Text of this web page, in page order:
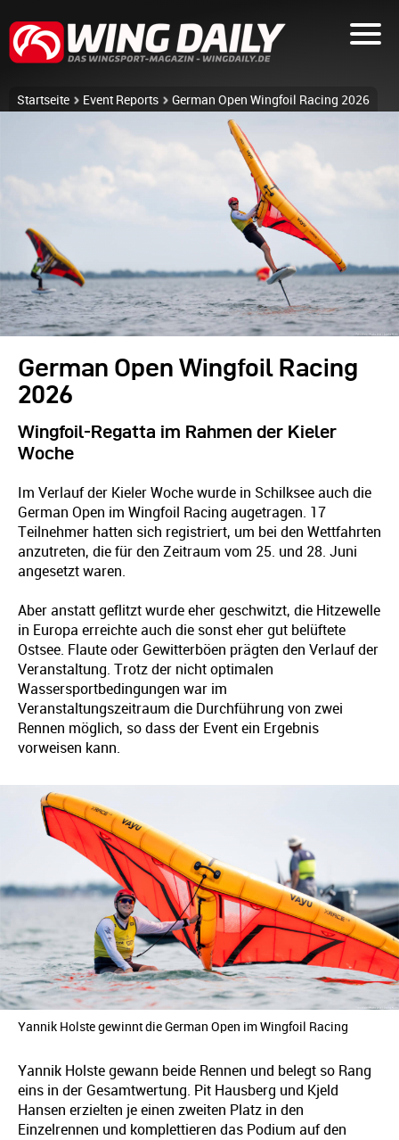
Startseite Event Reports German Open Wingfoil Racing 2026
German Open Wingfoil Racing
2026
Wingfoil-Regatta im Rahmen der Kieler
Woche
Im Verlauf der Kieler Woche wurde in Schilksee auch die
German Open im Wingfoil Racing augetragen. 17
Teilnehmer hatten sich registriert, um bei den Wettfahrten
anzutreten, die für den Zeitraum vom 25. und 28. Juni
angesetzt waren.
Aber anstatt geflitzt wurde eher geschwitzt, die Hitzewelle
in Europa erreichte auch die sonst eher gut belüftete
Ostsee. Flaute oder Gewitterböen prägten den Verlauf der
Veranstaltung. Trotz der nicht optimalen
Wassersportbedingungen war im
Veranstaltungszeitraum die Durchführung von zwei
Rennen möglich, so dass der Event ein Ergebnis
vorweisen kann.
Yannik Holste gewinnt die German Open im Wingfoil Racing
Yannik Holste gewann beide Rennen und belegt so Rang
eins in der Gesamtwertung. Pit Hausberg und Kjeld
Hansen erzielten je einen zweiten Platz in den
Einzelrennen und komplettieren das Podium auf den